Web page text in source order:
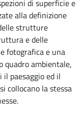
di superficie e
alla definizione
strutture
e delle
fotografica e una
quadro ambientale,
paesaggio ed il
collocano la stessa